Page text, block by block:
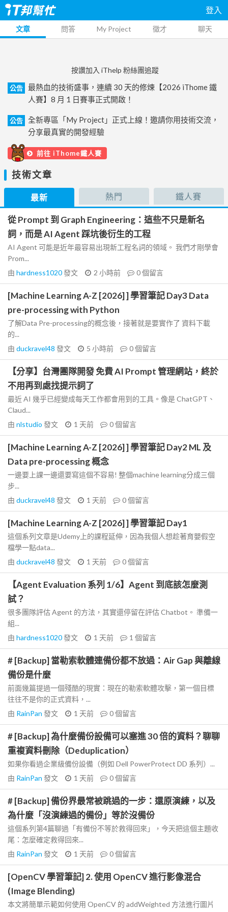
登入
文章 問答 My Project 徵才 聊天
按讚加入 iThelp 粉絲團追蹤
公告
最熱血的技術盛事，連續 30 天的修煉【2026 iThome 鐵
人賽】8 月 1 日賽事正式開啟！
公告
全新專區「My Project」正式上線！邀請你用技術交流，
分享最真實的開發經驗
前往 iThome鐵人賽
技術文章
最新 熱門 鐵人賽
從 Prompt 到 Graph Engineering：這些不只是新名
詞，而是 AI Agent 踩坑後衍生的工程
AI Agent 可能是近年最容易出現新工程名詞的領域。 我們才剛學會
Prom...
由 hardness1020發文 2 小時前 0個留言
[Machine Learning A-Z [2026] ] 學習筆記 Day3 Data
pre-processing with Python
了解Data Pre-processing的概念後，接著就是要實作了 資料下載
的...
由 duckravel48 發文 5 小時前 0個留言
【分享】台灣團隊開發 免費 AI Prompt 管理網站，終於
不用再到處找提示詞了
最近 AI 幾乎已經變成每天工作都會用到的工具。像是 ChatGPT、
Claud...
由 nlstudio 發文 1 天前 0個留言
[Machine Learning A-Z [2026] ] 學習筆記 Day2 ML 及
Data pre-processing 概念
一邊要上課一邊還要寫這個不容易! 整個machine learning分成三個
步...
由 duckravel48 發文 1 天前 0個留言
[Machine Learning A-Z [2026] ] 學習筆記 Day1
這個系列文章是Udemy上的課程延伸，因為我個人想趁著育嬰假空
檔學一點data...
由 duckravel48 發文 1 天前 0個留言
【Agent Evaluation 系列 1/6】Agent 到底該怎麼測
試？
很多團隊評估 Agent 的方法，其實還停留在評估 Chatbot。 準備一
組...
由 hardness1020發文 1 天前 1 個留言
# [Backup] 當勒索軟體連備份都不放過：Air Gap 與離線
備份是什麼
前面幾篇提過一個殘酷的現實：現在的勒索軟體攻擊，第一個目標
往往不是你的正式資料，...
由 RainPan 發文 1 天前 0個留言
# [Backup] 為什麼備份設備可以塞進 30 倍的資料？聊聊
重複資料刪除（Deduplication）
如果你看過企業級備份設備（例如 Dell PowerProtect DD 系列）...
由 RainPan 發文 1 天前 0個留言
# [Backup] 備份界最常被跳過的一步：還原演練，以及
為什麼「沒演練過的備份」等於沒備份
這個系列第4篇聊過「有備份不等於救得回來」，今天把這個主題收
尾：怎麼確定救得回來...
由 RainPan 發文 1 天前 0個留言
[OpenCV 學習筆記] 2. 使用 OpenCV 進行影像混合
(Image Blending)
本文將簡單示範如何使用 OpenCV 的 addWeighted 方法進行圖片